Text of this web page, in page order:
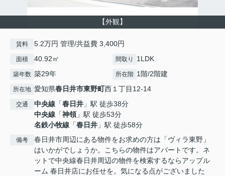
【外観】
賃料 5.2万円 管理/共益費 3,400円
面積 40.92㎡ 間取り 1LDK
築年数 築29年 所在階 1階/2階建
所在地 愛知県春日井市東野町西１丁目12-14
交通 中央線 「春日井 」駅 徒歩38分
中央線 「神領」駅 徒歩53分
名鉄小牧線 「春日井 」駅 徒歩58分
備考
春日井市周辺にある物件をお求めの方は「ヴィラ東野」
はいかがでしょうか。こちらの物件はアパートです。ネ
ットで中央線春日井周辺の物件を検索するならアップル
ーム 春日井店にお任せを。気になる点がございました